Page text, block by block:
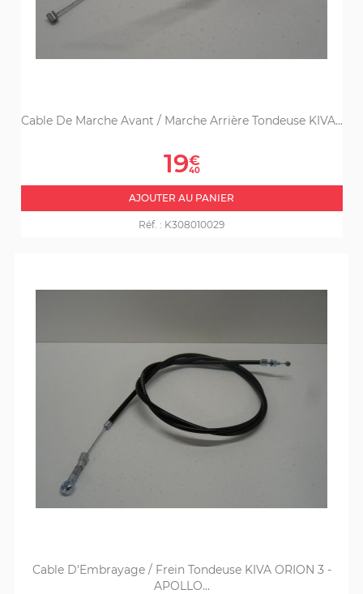
Cable De Marche Avant / Marche Arrière Tondeuse KIVA...
Prix
19€
40
AJOUTER AU PANIER
Réf. : K308010029
Cable D'Embrayage / Frein Tondeuse KIVA ORION 3 -
APOLLO...